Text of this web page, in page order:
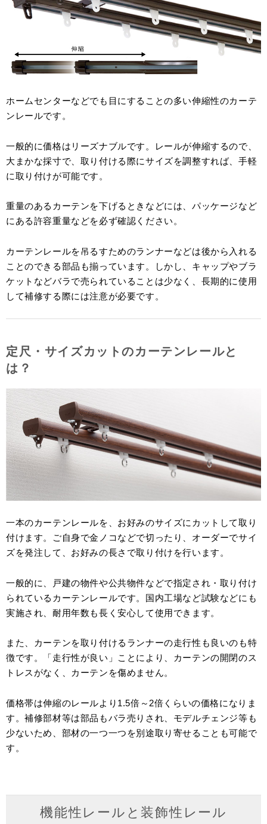
ホームセンターなどでも目にすることの多い伸縮性のカーテ
ンレールです。
一般的に価格はリーズナブルです。レールが伸縮するので、
大まかな採寸で、取り付ける際にサイズを調整すれば、手軽
に取り付けが可能です。
重量のあるカーテンを下げるときなどには、パッケージなど
にある許容重量などを必ず確認ください。
カーテンレールを吊るすためのランナーなどは後から入れる
ことのできる部品も揃っています。しかし、キャップやブラ
ケットなどバラで売られていることは少なく、長期的に使用
して補修する際には注意が必要です。
定尺・サイズカットのカーテンレールと
は？
一本のカーテンレールを、お好みのサイズにカットして取り
付けます。ご自身で金ノコなどで切ったり、オーダーでサイ
ズを発注して、お好みの長さで取り付けを行います。
一般的に、戸建の物件や公共物件などで指定され・取り付け
られているカーテンレールです。国内工場など試験などにも
実施され、耐用年数も長く安心して使用できます。
また、カーテンを取り付けるランナーの走行性も良いのも特
徴です。「走行性が良い」ことにより、カーテンの開閉のス
トレスがなく、カーテンを傷めません。
価格帯は伸縮のレールより1.5倍～2倍くらいの価格になりま
す。補修部材等は部品もバラ売りされ、モデルチェンジ等も
少ないため、部材の一つ一つを別途取り寄せることも可能で
す。
機能性レールと装飾性レール